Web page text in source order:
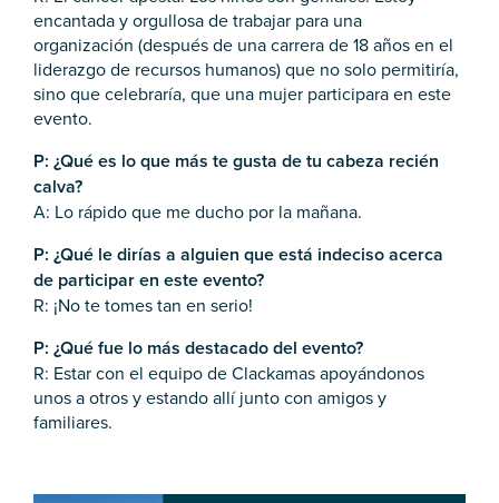
encantada y orgullosa de trabajar para una
organización (después de una carrera de 18 años en el
liderazgo de recursos humanos) que no solo permitiría,
sino que celebraría, que una mujer participara en este
evento.
P: ¿Qué es lo que más te gusta de tu cabeza recién
calva?
A: Lo rápido que me ducho por la mañana.
P: ¿Qué le dirías a alguien que está indeciso acerca
de participar en este evento?
R: ¡No te tomes tan en serio!
P: ¿Qué fue lo más destacado del evento?
R: Estar con el equipo de Clackamas apoyándonos
unos a otros y estando allí junto con amigos y
familiares.